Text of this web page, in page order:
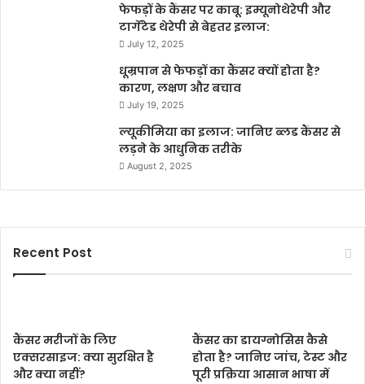
फेफड़ों के कैंसर पर काबू: इम्यूनोथेरेपी और
टार्गेटेड थेरेपी से बेहतर इलाज:
July 12, 2025
धूम्रपान से फेफड़ों का कैंसर क्यों होता है?
कारण, लक्षण और बचाव
July 19, 2025
ल्यूकीमिया का इलाज: जानिए ब्लड कैंसर से
लड़ने के आधुनिक तरीके
August 2, 2025
Recent Post
कैंसर मरीजों के लिए
एक्सरसाइज: क्या सुरक्षित है
और क्या नहीं?
कैंसर का डायग्नोसिस कैसे
होता है? जानिए जांच, टेस्ट और
पूरी प्रक्रिया आसान भाषा में